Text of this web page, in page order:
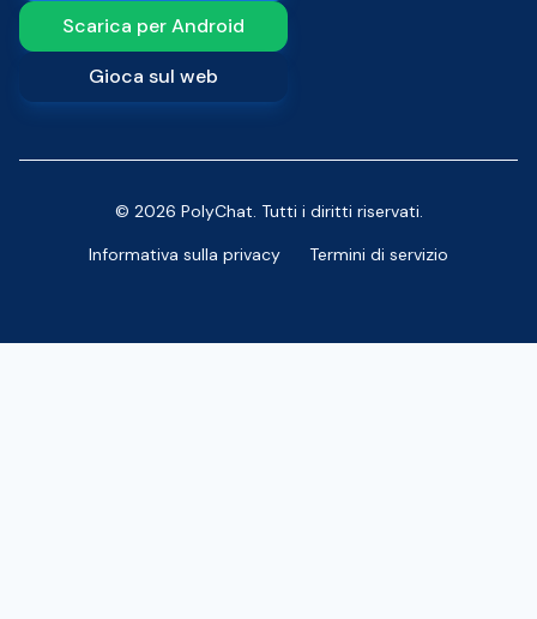
Scarica per Android
Gioca sul web
© 2026 PolyChat. Tutti i diritti riservati.
Informativa sulla privacy
Termini di servizio